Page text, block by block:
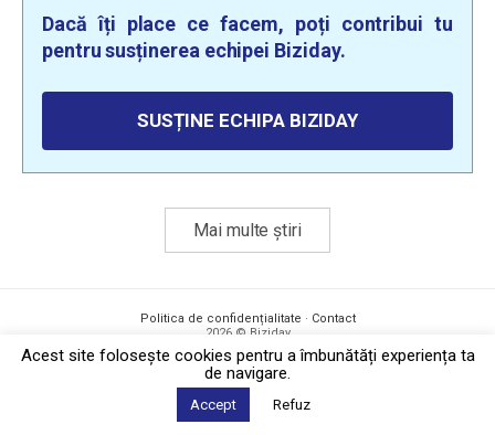
Dacă îți place ce facem, poți contribui tu
pentru susținerea echipei Biziday.
SUSȚINE ECHIPA BIZIDAY
Mai multe știri
Politica de confidențialitate · Contact
2026 © Biziday
Acest site foloseşte cookies pentru a îmbunătăți experiența ta
de navigare.
Accept Refuz